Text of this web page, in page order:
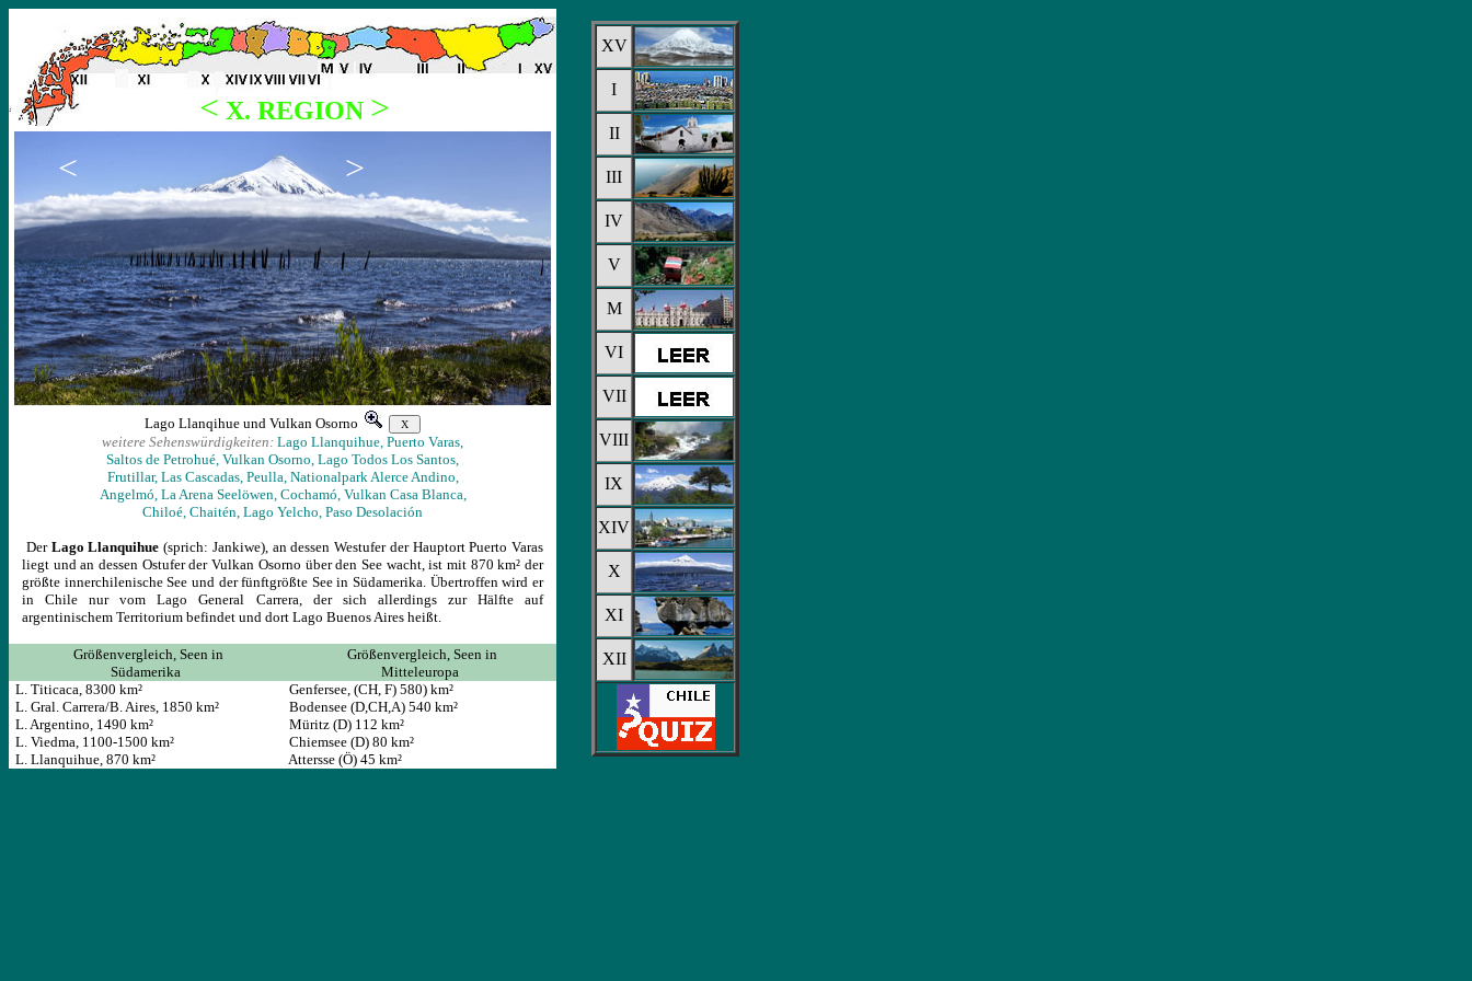
< X. REGION >
XV
I
II
III
IV
V
M
VI
VII
VIII
IX
XIV
X
XI
XII
Lago Llanqihue und Vulkan Osorno
weitere Sehenswürdigkeiten: Lago Llanquihue, Puerto Varas,
Saltos de Petrohué, Vulkan Osorno, Lago Todos Los Santos,
Frutillar, Las Cascadas, Peulla, Nationalpark Alerce Andino,
Angelmó, La Arena Seelöwen, Cochamó, Vulkan Casa Blanca,
Chiloé, Chaitén, Lago Yelcho, Paso Desolación
Der Lago Llanquihue (sprich: Jankiwe), an dessen Westufer der Hauptort Puerto Varas
liegt und an dessen Ostufer der Vulkan Osorno über den See wacht, ist mit 870 km² der
größte innerchilenische See und der fünftgrößte See in Südamerika. Übertroffen wird er
in Chile nur vom Lago General Carrera, der sich allerdings zur Hälfte auf
argentinischem Territorium befindet und dort Lago Buenos Aires heißt.
Größenvergleich, Seen in
Südamerika
Größenvergleich, Seen in
Mitteleuropa
L. Titicaca, 8300 km²
L. Gral. Carrera/B. Aires, 1850 km²
L. Argentino, 1490 km²
L. Viedma, 1100-1500 km²
L. Llanquihue, 870 km²
Genfersee, (CH, F) 580) km²
Bodensee (D,CH,A) 540 km²
Müritz (D) 112 km²
Chiemsee (D) 80 km²
Attersse (Ö) 45 km²
< >